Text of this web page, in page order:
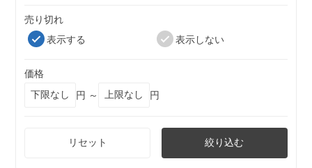
売り切れ
表示する
表示しない
価格
円 ～
円
リセット 絞り込む